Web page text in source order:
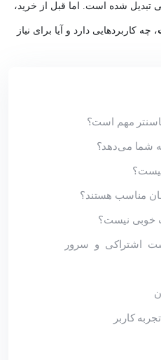
تبدیل شده است. اما قبل از خرید،
، چه کاربردهایی دارد و آیا برای نیاز
مهم است؟
شما می‌دهد؟
مناسب‌ هستند؟
خوبی نیست؟
اشتراکی و سرور
کاربر